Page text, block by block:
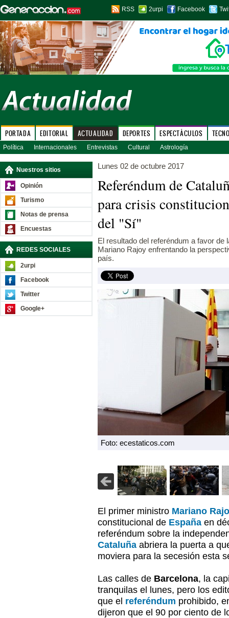
RSS 2urpi Facebook
PORTADA EDITORIAL ACTUALIDAD DEPORTES ESPECTÁCULOS
Política Internacionales Entrevistas Cultural Astrología
Nuestros sitios
Opinión
Turismo
Notas de prensa
Encuestas
REDES SOCIALES
2urpi
Facebook
Twitter
Google+
Lunes 02 de octubre 2017
Referéndum de
para crisis
del "Sí"
El resultado del referéndum a favor
Mariano Rajoy enfrentando la
país.
Foto: ecestaticos.com
El primer ministro Mariano
constitucional de España en
referéndum sobre la
Cataluña abriera la puerta a
moviera para la secesión esta
Las calles de Barcelona, la
tranquilas el lunes, pero los
que el referéndum prohibido,
dijeron que el 90 por ciento de